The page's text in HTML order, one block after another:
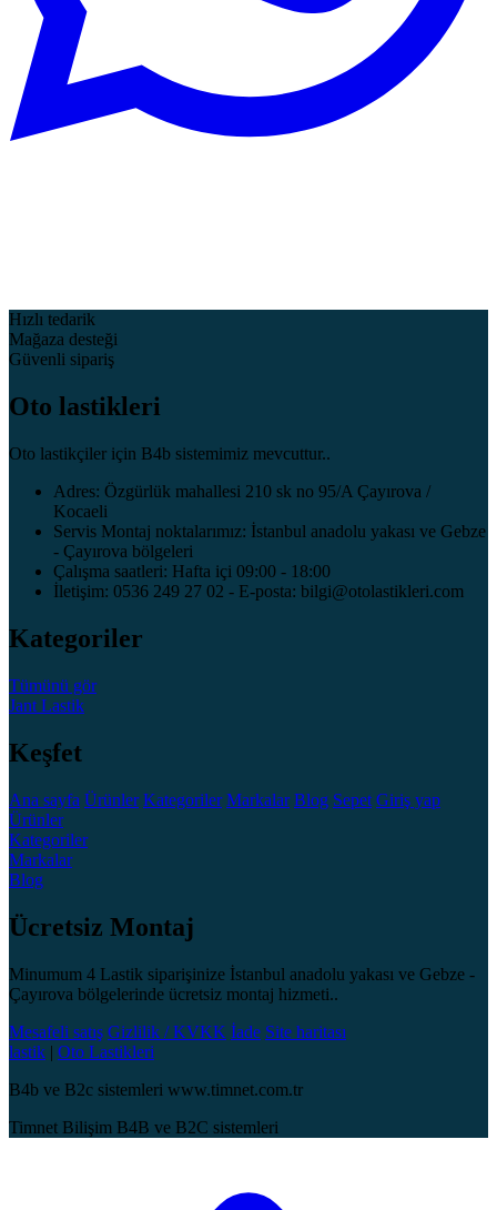
Hızlı tedarik
Mağaza desteği
Güvenli sipariş
Oto lastikleri
Oto lastikçiler için B4b sistemimiz mevcuttur..
Adres: Özgürlük mahallesi 210 sk no 95/A Çayırova /
Kocaeli
Servis Montaj noktalarımız: İstanbul anadolu yakası ve Gebze
- Çayırova bölgeleri
Çalışma saatleri: Hafta içi 09:00 - 18:00
İletişim: 0536 249 27 02 - E-posta: bilgi@otolastikleri.com
Kategoriler
Tümünü gör
Jant Lastik
Keşfet
Ana sayfa Ürünler Kategoriler Markalar Blog Sepet Giriş yap
Ürünler
Kategoriler
Markalar
Blog
Ücretsiz Montaj
Minumum 4 Lastik siparişinize İstanbul anadolu yakası ve Gebze -
Çayırova bölgelerinde ücretsiz montaj hizmeti..
Mesafeli satış Gizlilik / KVKK İade Site haritası
lastik | Oto Lastikleri
B4b ve B2c sistemleri www.timnet.com.tr
Timnet Bilişim B4B ve B2C sistemleri